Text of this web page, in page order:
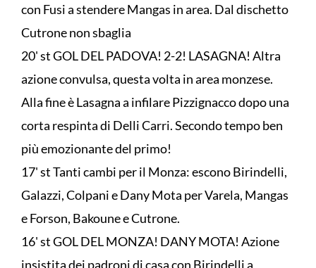
con Fusi a stendere Mangas in area. Dal dischetto
Cutrone non sbaglia
20' st GOL DEL PADOVA! 2-2! LASAGNA! Altra
azione convulsa, questa volta in area monzese.
Alla fine è Lasagna a infilare Pizzignacco dopo una
corta respinta di Delli Carri. Secondo tempo ben
più emozionante del primo!
17' st Tanti cambi per il Monza: escono Birindelli,
Galazzi, Colpani e Dany Mota per Varela, Mangas
e Forson, Bakoune e Cutrone.
16' st GOL DEL MONZA! DANY MOTA! Azione
insistita dei padroni di casa con Birindelli a